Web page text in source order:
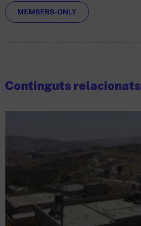
Etiquetes
MEMBERS-ONLY
Continguts relacionats